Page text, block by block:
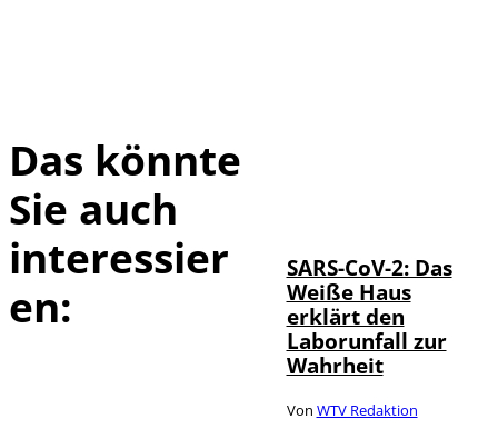
Das könnte
Sie auch
interessier
en:
SARS-CoV-2: Das
Weiße Haus
erklärt den
Laborunfall zur
Wahrheit
Von WTV Redaktion